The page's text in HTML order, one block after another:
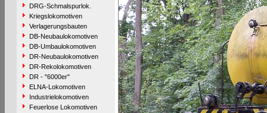
DRG-Schmalspurlok.
Kriegslokomotiven
Verlagerungsbauten
DB-Neubaulokomotiven
DB-Umbaulokomotiven
DR-Neubaulokomotiven
DR-Rekolokomotiven
DR - "6000er"
ELNA-Lokomotiven
Industrielokomotiven
Feuerlose Lokomotiven